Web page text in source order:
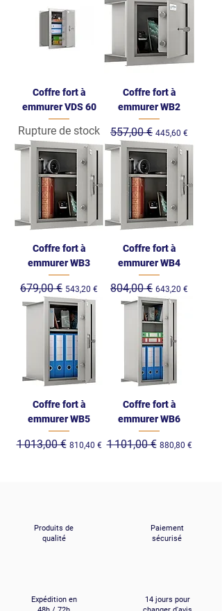
Coffre fort à
emmurer VDS 60
Rupture de stock
Coffre fort à
emmurer WB2
Prix original
557,00 € Prix promotionnel
445,60 €
Coffre fort à
emmurer WB3
Prix original
679,00 € Prix promotionnel
543,20 €
Coffre fort à
emmurer WB4
Prix original
804,00 € Prix promotionnel
643,20 €
Coffre fort à
emmurer WB5
Prix original
1 013,00 € Prix promotionnel
810,40 €
Coffre fort à
emmurer WB6
Prix original
1 101,00 € Prix promotionnel
880,80 €
Produits de
qualité
Paiement
sécurisé
Expédition en
14 jours pour